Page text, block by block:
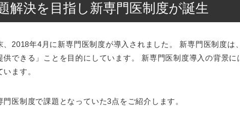
解決を目指し新専門医制度が誕生
、2018年4月に新専門医制度が導入されました。 新専門医制度は
供できる」ことを目的にしています。 新専門医制度導入の背景
ます。
医制度で課題となっていた3点をご紹介します。